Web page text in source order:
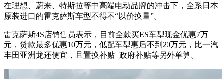
在理想、蔚来、特斯拉等中高端电动品牌的冲击下，全系日本
原装进口的雷克萨斯车型不得不“以价换量”。
雷克萨斯4S店销售员表示，目前全款买ES车型现金优惠7万
元，贷款最多优惠10万元，低配车型惠后不到20万元，比一汽
丰田亚洲龙还便宜，且置换补贴+政府补贴等另外单算。